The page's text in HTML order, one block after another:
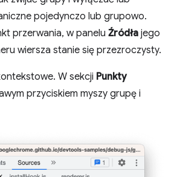
pojedynczo lub grupowo.
przerwania, w panelu Źródła jego
wiersza stanie się przezroczysty.
W sekcji Punkty
przyciskiem myszy grupę i